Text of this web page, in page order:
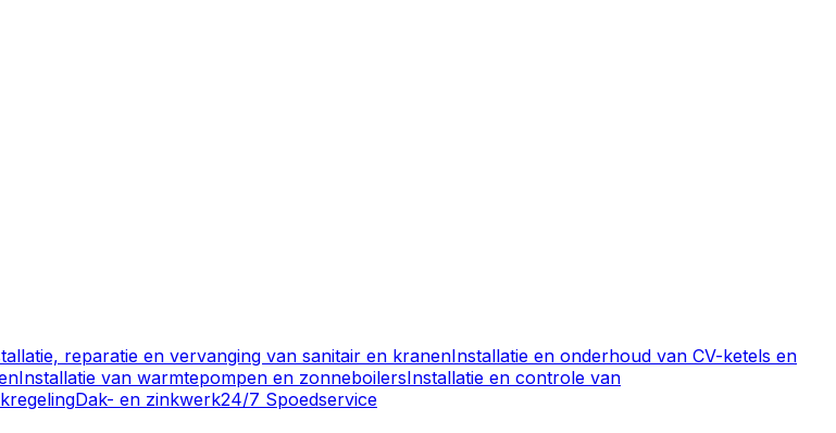
reparatie en vervanging van sanitair en kranenInstallatie en onderhoud van CV-ketels en
Installatie van warmtepompen en zonneboilersInstallatie en controle van
Dak- en zinkwerk24/7 Spoedservice